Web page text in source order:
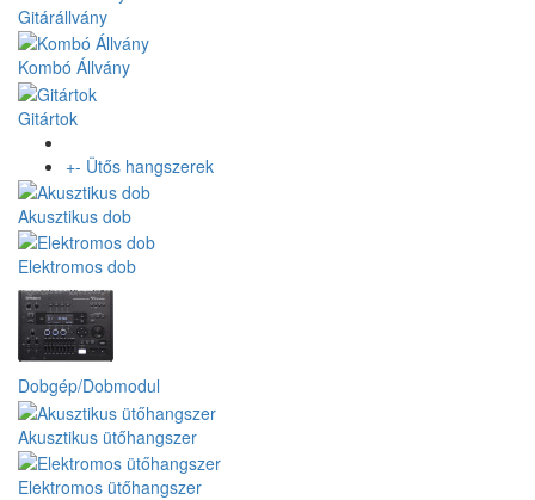
Gitárállvány
Kombó Állvány
Gitártok
+- Ütős hangszerek
Akusztikus dob
Elektromos dob
Dobgép/Dobmodul
Akusztikus ütőhangszer
Elektromos ütőhangszer